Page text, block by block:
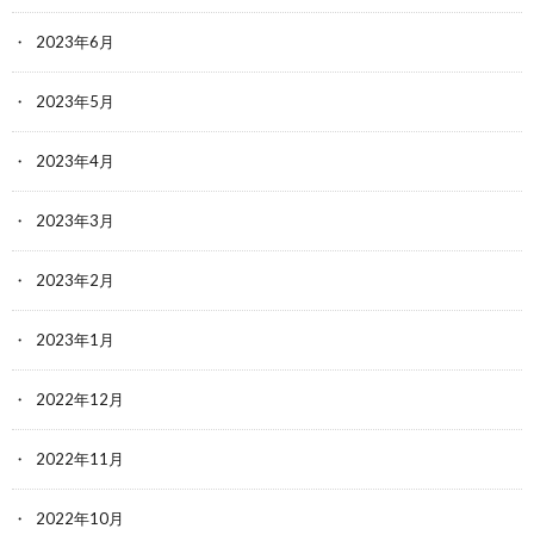
2023年6月
2023年5月
2023年4月
2023年3月
2023年2月
2023年1月
2022年12月
2022年11月
2022年10月